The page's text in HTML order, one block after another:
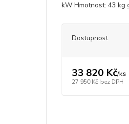
kW Hmotnost: 43 kg
Dostupnost
33 820 Kč/ks
27 950 Kč bez DPH